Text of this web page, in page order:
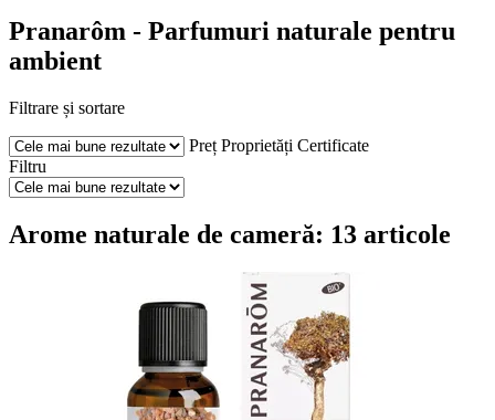
Pranarôm - Parfumuri naturale pentru
ambient
Filtrare și sortare
Preț Proprietăți Certificate
Filtru
Arome naturale de cameră: 13 articole